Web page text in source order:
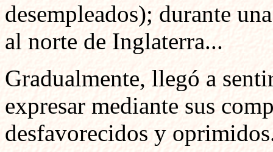
desempleados); durante
al norte de Inglaterra...
Gradualmente, llegó a
expresar mediante sus
desfavorecidos y